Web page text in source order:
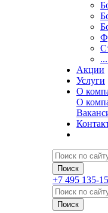
Акции
Услуги
О
О
+7 495 135-